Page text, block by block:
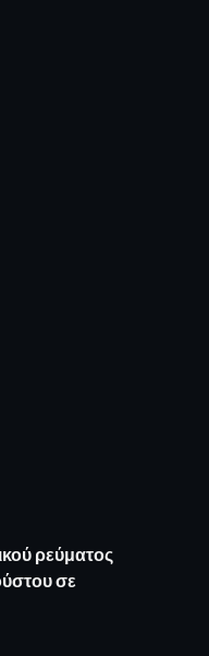
ρεύματος
σε